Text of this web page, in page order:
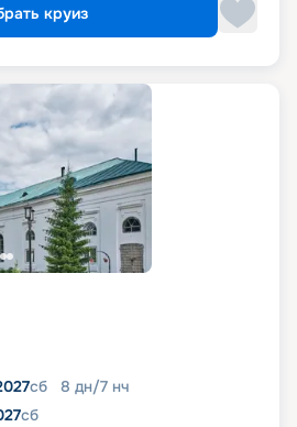
круиз
сб 8 дн/7 нч
сб